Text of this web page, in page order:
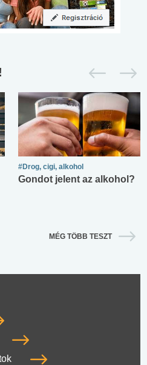
#Drog, cigi, alkohol
Gondot jelent az alkohol?
MÉG TÖBB TESZT